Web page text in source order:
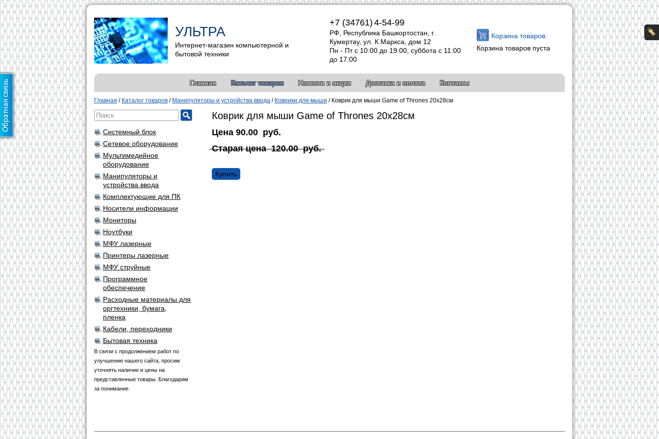
УЛЬТРА
Интернет-магазин компьютерной и
бытовой техники
+7 (34761) 4-54-99
РФ, Республика Башкортостан, г.
Кумертау, ул. К.Маркса, дом 12
Пн - Пт с 10:00 до 19:00, суббота с 11:00
до 17:00
Корзина товаров:
Корзина товаров пуста
Главная Каталог товаров Новости и акции Доставка и оплата Контакты
Главная / Каталог товаров / Манипуляторы и устройства ввода / Коврики для мыши / Коврик для мыши Game of Thrones 20x28см
Системный блок
Сетевое оборудование
Мультимедийное
оборудование
Манипуляторы и
устройства ввода
Комплектующие для ПК
Носители информации
Мониторы
Ноутбуки
МФУ лазерные
Принтеры лазерные
МФУ струйные
Программное
обеспечение
Расходные материалы для
оргтехники, бумага,
пленка
Кабели, переходники
Бытовая техника
В связи с продолжением работ по
улучшению нашего сайта, просим
уточнять наличие и цены на
представленные товары. Благодарим
за понимание.
Коврик для мыши Game of Thrones 20x28см
Цена 90.00 руб.
Старая цена 120.00 руб.
Купить